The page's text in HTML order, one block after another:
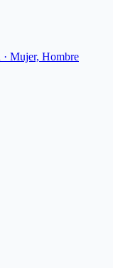
· Mujer, Hombre